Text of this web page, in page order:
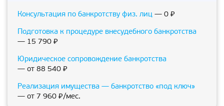
Консультация по банкротству физ. лиц — 0 ₽
Подготовка к процедуре внесудебного банкротства
— 15 790 ₽
Юридическое сопровождение банкротства
— от 88 540 ₽
Реализация имущества — банкротство «под ключ»
— от 7 960 ₽/мес.